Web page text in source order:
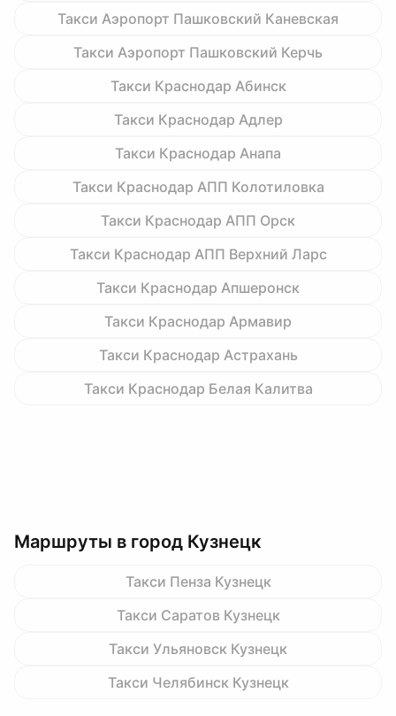
Такси Аэропорт Пашковский Каневская
Такси Аэропорт Пашковский Керчь
Такси Краснодар Абинск
Такси Краснодар Адлер
Такси Краснодар Анапа
Такси Краснодар АПП Колотиловка
Такси Краснодар АПП Орск
Такси Краснодар АПП Верхний Ларс
Такси Краснодар Апшеронск
Такси Краснодар Армавир
Такси Краснодар Астрахань
Такси Краснодар Белая Калитва
Маршруты в город Кузнецк
Такси Пенза Кузнецк
Такси Саратов Кузнецк
Такси Ульяновск Кузнецк
Такси Челябинск Кузнецк